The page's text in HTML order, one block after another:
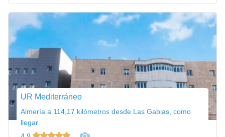
UR Mediterráneo
Almería a 114,17 kilómetros desde Las Gabias, como
llegar